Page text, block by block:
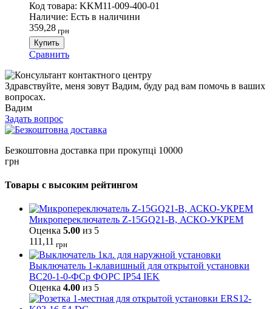
Код товара: KKM11-009-400-01
Наличие: Есть в наличини
359,28 грн
Купить
Сравнить
Здравствуйте, меня зовут Вадим, буду рад вам помочь в ваших
вопросах.
Вадим
Задать вопрос
Безкоштовна доставка при прокупці 10000
грн
Товары с высоким рейтингом
Микропереключатель Z-15GQ21-B, АСКО-УКРЕМ
Оценка 5.00 из 5
111,11 грн
Выключатель 1-клавишный для открытой установки
ВС20-1-0-ФСр ФОРС IP54 IEK
Оценка 4.00 из 5